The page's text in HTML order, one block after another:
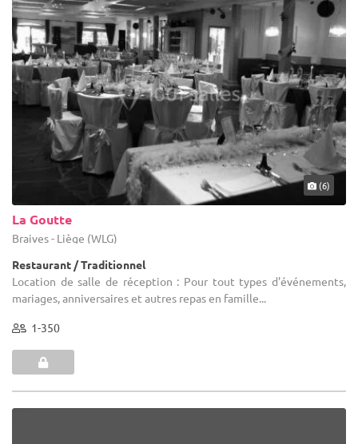
(6)
La Goutte
Braives - Liège (WLG)
Restaurant / Traditionnel
Location de salle de réception : Pour tout types d'événements,
mariages, anniversaires et autres repas en famille...
1-350